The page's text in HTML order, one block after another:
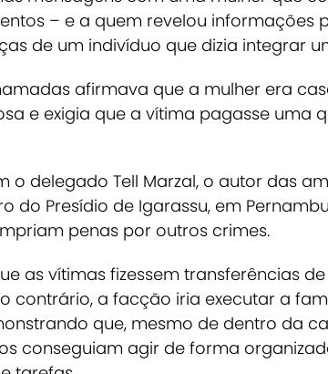
– e a quem revelou informações
de um indivíduo que dizia integrar
afirmava que a mulher era
e exigia que a vítima pagasse uma
o delegado Tell Marzal, o autor das
do Presídio de Igarassu, em
penas por outros crimes.
as vítimas fizessem transferências
contrário, a facção iria executar a
que, mesmo de dentro da
conseguiam agir de forma